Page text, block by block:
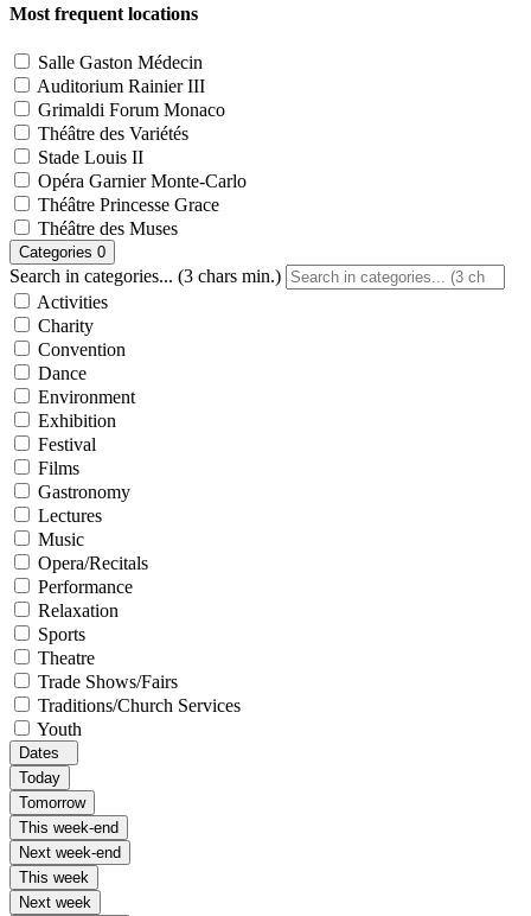
Most frequent locations
Salle Gaston Médecin
Auditorium Rainier III
Grimaldi Forum Monaco
Théâtre des Variétés
Stade Louis II
Opéra Garnier Monte-Carlo
Théâtre Princesse Grace
Théâtre des Muses
Categories 0
Search in categories... (3 chars min.)
Activities
Charity
Convention
Dance
Environment
Exhibition
Festival
Films
Gastronomy
Lectures
Music
Opera/Recitals
Performance
Relaxation
Sports
Theatre
Trade Shows/Fairs
Traditions/Church Services
Youth
Dates
Today
Tomorrow
This week-end
Next week-end
This week
Next week